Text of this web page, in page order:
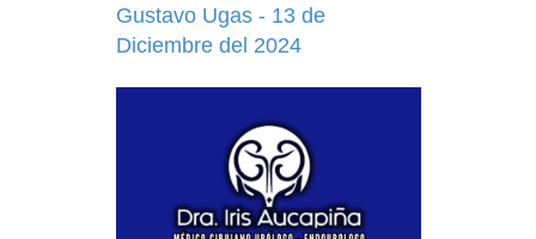
Gustavo Ugas - 13 de
Diciembre del 2024